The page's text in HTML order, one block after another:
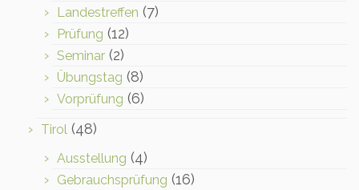
Landestreffen (7)
Prüfung (12)
Seminar (2)
Übungstag (8)
Vorprüfung (6)
Tirol (48)
Ausstellung (4)
Gebrauchsprüfung (16)